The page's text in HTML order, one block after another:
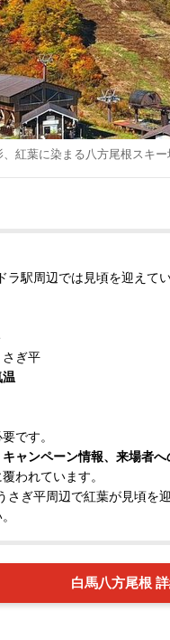
、紅葉に染まる八方尾根スキ
駅周辺では見頃を迎えてい
さぎ平
温
です。
キャンペーン情報、来場者
われています。
さぎ平周辺で紅葉が見頃を
白馬八方尾根